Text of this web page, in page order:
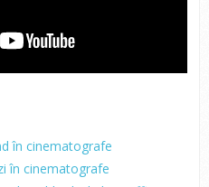
în cinematografe
în cinematografe